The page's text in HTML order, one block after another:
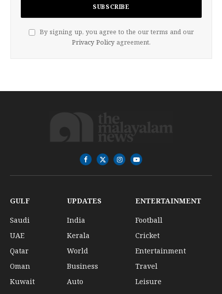
By signing up, you agree to the our terms and our
Privacy Policy agreement.
Facebook
X
(Twitter)
InstagramYouTube
GULF
Saudi
UAE
Qatar
Oman
Kuwait
UPDATES
India
Kerala
World
Business
Auto
ENTERTAINMENT
Football
Cricket
Entertainment
Travel
Leisure